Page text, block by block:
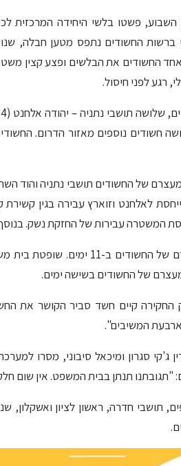
השבוע, פשטו בלשי היחידה המרכזית
החשודים נתפס מטען חבלה,
החשודים את הבלשים ופצע קצין
רגע לפני חיסול.
ושלושה חשודים נוספים מאזור הדרום.
של החשודים תושבי נתניה והוד
לאלחנט וזוארץ עבירה בגין
המשטרה עבירות של החזקת נשק.
המשטרה ביקשה להאריך את מעצרם של
של החשודים בשישה ימים.
החקירה קיים חשד סביר הקושר את
המשיבים".
סגרון ומיכאל סיבוני, מסרו למערכת
תנתן בבית המשפט. אין שום חלק
תושבי חדרה, ראשון לציון ואשקלון,